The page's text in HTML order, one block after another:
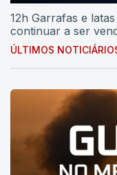
12h Garrafas e
continuar a ser
ÚLTIMOS